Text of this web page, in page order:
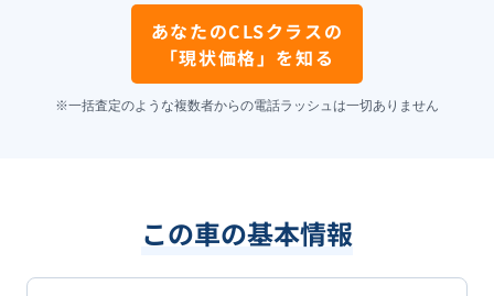
あなたのCLSクラスの
「現状価格」を知る
※一括査定のような複数者からの電話ラッシュは一切ありません
この車の基本情報